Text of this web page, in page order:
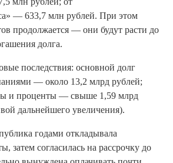
— 633,7 млн рублей. При этом
продолжается — они будут расти до
долга.
последствия: основной долг
— около 13,2 млрд рублей;
и проценты — свыше 1,59 млрд
дальнейшего увеличения).
годами откладывала
затем согласилась на рассрочку до